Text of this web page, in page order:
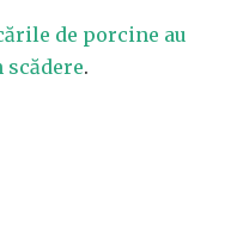
de porcine au
.